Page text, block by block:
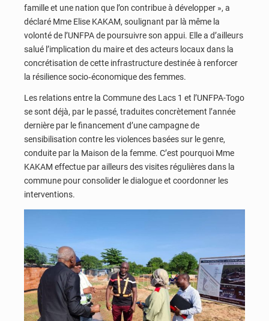
famille et une nation que l’on contribue à développer », a
déclaré Mme Elise KAKAM, soulignant par là même la
volonté de l’UNFPA de poursuivre son appui. Elle a d’ailleurs
salué l’implication du maire et des acteurs locaux dans la
concrétisation de cette infrastructure destinée à renforcer
la résilience socio‑économique des femmes.
Les relations entre la Commune des Lacs 1 et l’UNFPA-Togo
se sont déjà, par le passé, traduites concrètement l’année
dernière par le financement d’une campagne de
sensibilisation contre les violences basées sur le genre,
conduite par la Maison de la femme. C’est pourquoi Mme
KAKAM effectue par ailleurs des visites régulières dans la
commune pour consolider le dialogue et coordonner les
interventions.